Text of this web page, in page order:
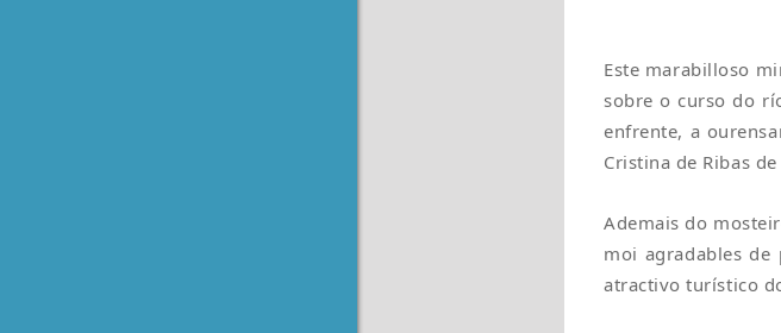
Este marabilloso
sobre o curso do
enfrente, a
Cristina de Ribas
Ademais do
moi agradables de
atractivo turístico